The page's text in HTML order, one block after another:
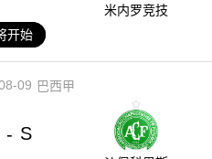
米内罗竞技
开始
09 巴西甲
- S